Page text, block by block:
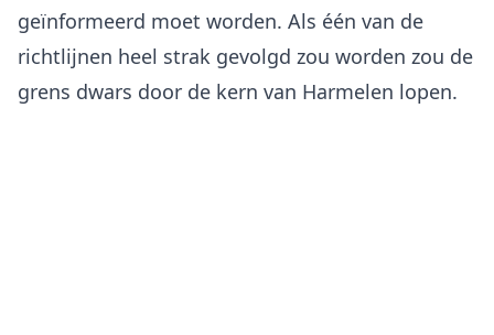
geïnformeerd moet worden. Als één van de
richtlijnen heel strak gevolgd zou worden zou de
grens dwars door de kern van Harmelen lopen.